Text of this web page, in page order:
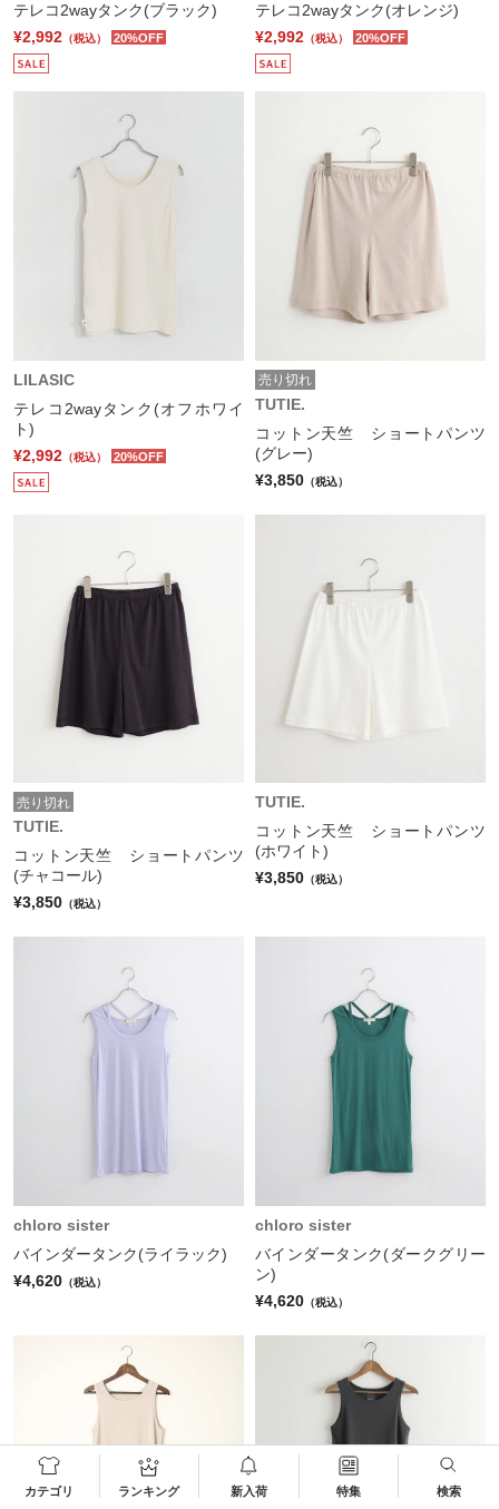
カテゴリ ランキング 新入荷 特集 検索
テレコ2wayタンク(ブラック)
¥2,992 （税込） 20%OFF
テレコ2wayタンク(オレンジ)
¥2,992 （税込） 20%OFF
LILASIC
テレコ2wayタンク(オフホワイ
ト)
¥2,992 （税込） 20%OFF
売り切れ
TUTIE.
コットン天竺 ショートパンツ
(グレー)
¥3,850 （税込）
売り切れ
TUTIE.
コットン天竺 ショートパンツ
(チャコール)
¥3,850 （税込）
TUTIE.
コットン天竺 ショートパンツ
(ホワイト)
¥3,850 （税込）
chloro sister
バインダータンク(ライラック)
¥4,620 （税込）
chloro sister
バインダータンク(ダークグリー
ン)
¥4,620 （税込）